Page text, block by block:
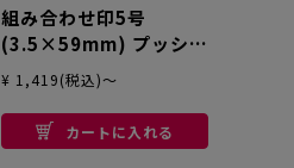
組み合わせ印5号
(3.5×59mm) プッシュ
オフ【別注ゴム印】タ
¥ 1,419(税込)～
カートに入れる